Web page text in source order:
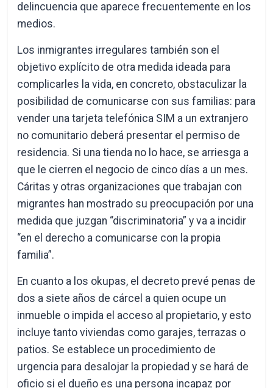
delincuencia que aparece frecuentemente en los
medios.
Los inmigrantes irregulares también son el
objetivo explícito de otra medida ideada para
complicarles la vida, en concreto, obstaculizar la
posibilidad de comunicarse con sus familias: para
vender una tarjeta telefónica SIM a un extranjero
no comunitario deberá presentar el permiso de
residencia. Si una tienda no lo hace, se arriesga a
que le cierren el negocio de cinco días a un mes.
Cáritas y otras organizaciones que trabajan con
migrantes han mostrado su preocupación por una
medida que juzgan “discriminatoria” y va a incidir
“en el derecho a comunicarse con la propia
familia”.
En cuanto a los okupas, el decreto prevé penas de
dos a siete años de cárcel a quien ocupe un
inmueble o impida el acceso al propietario, y esto
incluye tanto viviendas como garajes, terrazas o
patios. Se establece un procedimiento de
urgencia para desalojar la propiedad y se hará de
oficio si el dueño es una persona incapaz por